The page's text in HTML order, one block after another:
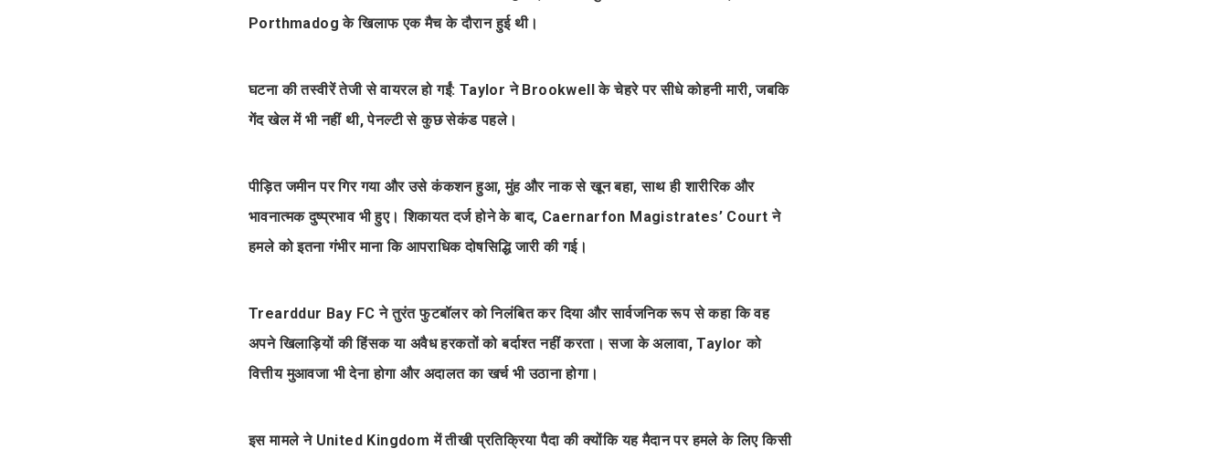
Porthmadog के खिलाफ एक मैच के दौरान हुई थी।
घटना की तस्वीरें तेजी से वायरल हो गईं: Taylor ने Brookwell के चेहरे पर सीधे कोहनी मारी, जबकि
गेंद खेल में भी नहीं थी, पेनल्टी से कुछ सेकंड पहले।
पीड़ित जमीन पर गिर गया और उसे कंकशन हुआ, मुंह और नाक से खून बहा, साथ ही शारीरिक और
भावनात्मक दुष्प्रभाव भी हुए। शिकायत दर्ज होने के बाद, Caernarfon Magistrates’ Court ने
हमले को इतना गंभीर माना कि आपराधिक दोषसिद्धि जारी की गई।
Trearddur Bay FC ने तुरंत फुटबॉलर को निलंबित कर दिया और सार्वजनिक रूप से कहा कि वह
अपने खिलाड़ियों की हिंसक या अवैध हरकतों को बर्दाश्त नहीं करता। सजा के अलावा, Taylor को
वित्तीय मुआवजा भी देना होगा और अदालत का खर्च भी उठाना होगा।
इस मामले ने United Kingdom में तीखी प्रतिक्रिया पैदा की क्योंकि यह मैदान पर हमले के लिए किसी